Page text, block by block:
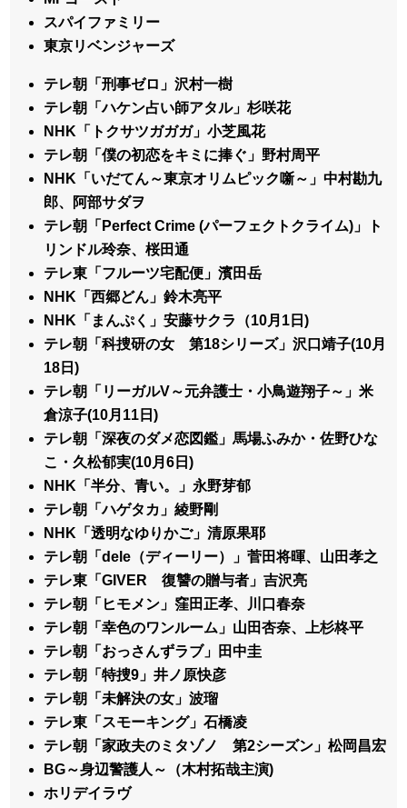
スパイファミリー
東京リベンジャーズ
テレ朝「刑事ゼロ」沢村一樹
テレ朝「ハケン占い師アタル」杉咲花
NHK「トクサツガガガ」小芝風花
テレ朝「僕の初恋をキミに捧ぐ」野村周平
NHK「いだてん～東京オリムピック噺～」中村勘九
郎、阿部サダヲ
テレ朝「Perfect Crime (パーフェクトクライム)」ト
リンドル玲奈、桜田通
テレ東「フルーツ宅配便」濱田岳
NHK「西郷どん」鈴木亮平
NHK「まんぷく」安藤サクラ（10月1日)
テレ朝「科捜研の女 第18シリーズ」沢口靖子(10月
18日)
テレ朝「リーガルV～元弁護士・小鳥遊翔子～」米
倉涼子(10月11日)
テレ朝「深夜のダメ恋図鑑」馬場ふみか・佐野ひな
こ・久松郁実(10月6日)
NHK「半分、青い。」永野芽郁
テレ朝「ハゲタカ」綾野剛
NHK「透明なゆりかご」清原果耶
テレ朝「dele（ディーリー）」菅田将暉、山田孝之
テレ東「GIVER 復讐の贈与者」吉沢亮
テレ朝「ヒモメン」窪田正孝、川口春奈
テレ朝「幸色のワンルーム」山田杏奈、上杉柊平
テレ朝「おっさんずラブ」田中圭
テレ朝「特捜9」井ノ原快彦
テレ朝「未解決の女」波瑠
テレ東「スモーキング」石橋凌
テレ朝「家政夫のミタゾノ 第2シーズン」松岡昌宏
BG～身辺警護人～（木村拓哉主演)
ホリデイラヴ